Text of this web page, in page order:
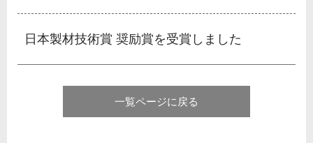
日本製材技術賞 奨励賞を受賞しました
一覧ページに戻る